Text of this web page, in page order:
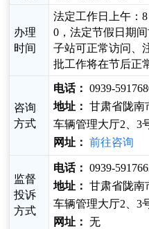
办理
时间
法定工作日上午：8
0，法定节假日期
子站可正常访问、
批工作将在节后正
咨询
方式
电话： 0939-
地址： 甘肃省陇南
车辆管理大厅2、3
网址： 前往咨询
监督
投诉
方式
电话： 0939-
地址： 甘肃省陇南
车辆管理大厅2、3
网址： 无